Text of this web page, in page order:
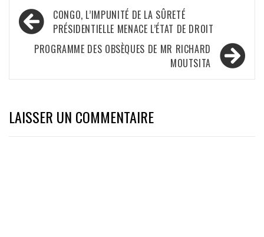
Navigation
de
l’article
CONGO, L’IMPUNITÉ DE LA SÛRETÉ
PRÉSIDENTIELLE MENACE L’ÉTAT DE DROIT
PROGRAMME DES OBSÈQUES DE MR RICHARD
MOUTSITA
LAISSER UN COMMENTAIRE